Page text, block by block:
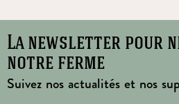
La newsletter pour
notre ferme
Suivez nos actualités et nos